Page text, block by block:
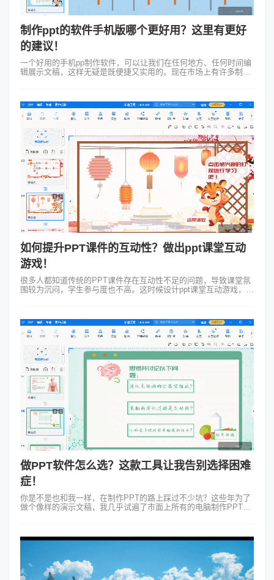
制作ppt的软件手机版哪个更好用？这里有更好
的建议！
一个好用的手机pp制作软件，可以让我们在任何地方、任何时间编
辑展示文稿，这样无疑是既便捷又实用的。现在市场上有许多制作
如何提升PPT课件的互动性？做出ppt课堂互动
游戏！
很多人都知道传统的PPT课件存在互动性不足的问题，导致课堂氛
围较为沉闷，学生参与度也不高。这时候设计ppt课堂互动游戏，提
做PPT软件怎么选？这款工具让我告别选择困难
症！
你是不是也和我一样，在制作PPT的路上踩过不少坑？这些年为了
做个像样的演示文稿，我几乎试遍了市面上所有的电脑制作PPT软